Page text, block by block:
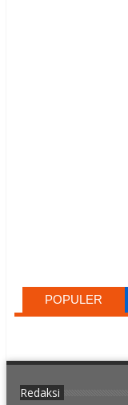
POPULER
Redaksi